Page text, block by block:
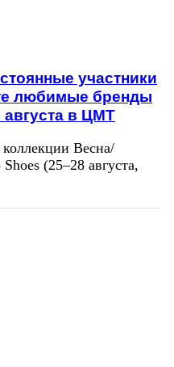
участники
любимые бренды
августа в ЦМТ
Весна/
(25–28 августа,